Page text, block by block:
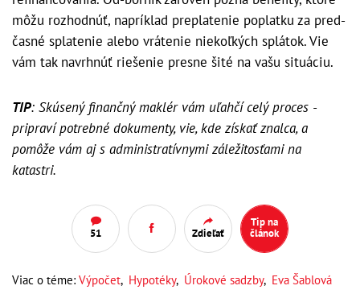
môžu rozhodnúť, napríklad preplatenie poplatku za pred-
časné splatenie alebo vrátenie niekoľkých splátok. Vie
vám tak navrhnúť riešenie presne šité na vašu situáciu.
TIP: Skúsený finančný maklér vám uľahčí celý proces -
pripraví potrebné dokumenty, vie, kde získať znalca, a
pomôže vám aj s administratívnymi záležitosťami na
katastri.
51 Zdieľať
Tip na
článok
Viac o téme: Výpočet, Hypotéky, Úrokové sadzby, Eva Šablová